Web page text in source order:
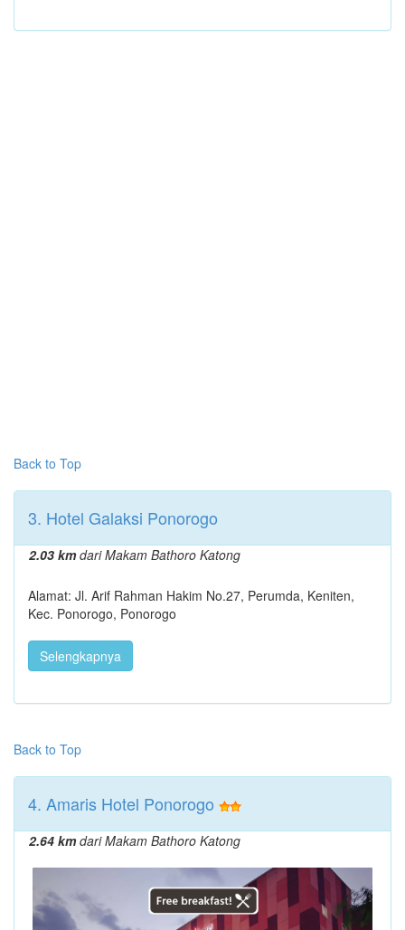
Back to Top
3. Hotel Galaksi Ponorogo
2.03 kmdari Makam Bathoro Katong
Alamat: Jl. Arif Rahman Hakim No.27, Perumda, Keniten,
Kec. Ponorogo, Ponorogo
Selengkapnya
Back to Top
4. Amaris Hotel Ponorogo
2.64 kmdari Makam Bathoro Katong